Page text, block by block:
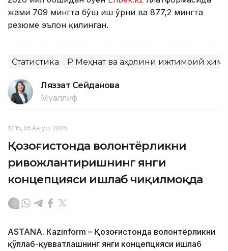
жами 709 мингта бўш иш ўрни ва 877,2 мингта
резюме эълон қилинган.
Статистика ҚР Меҳнат ва аҳолини ижтимоий
Ляззат Сейданова
Муаллиф
12:15, 05 Август 2026
Қозоғистонда волонтёрликни
ривожлантиришнинг янги
концепцияси ишлаб чиқилмоқда
ASTANА. Кazinform – Қозоғистонда волонтёрликни
қўллаб-қувватлашнинг янги концепцияси ишлаб